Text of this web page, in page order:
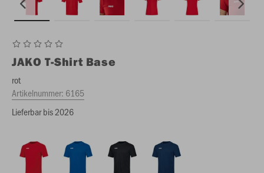
JAKO T-Shirt Base
rot
Artikelnummer: 6165
Lieferbar bis 2026